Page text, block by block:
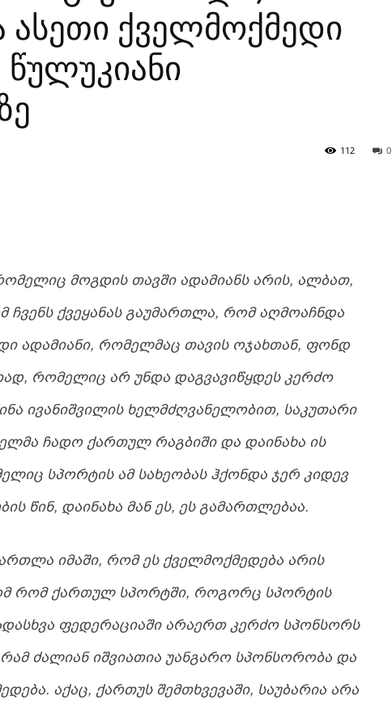
ასეთი ქველმოქმედი
წულუკიანი
0
112
ᲛᲝᲒᲓᲘᲡ ᲗᲐᲕᲨᲘ ᲐᲓᲐᲛᲘᲐᲜᲡ ᲐᲠᲘᲡ, ᲐᲚᲑᲐᲗ,
ᲥᲕᲔᲧᲐᲜᲐᲡ ᲒᲐᲣᲛᲐᲠᲗᲚᲐ, ᲠᲝᲛ ᲐᲦᲛᲝᲐᲩᲜᲓᲐ
ᲐᲓᲐᲛᲘᲐᲜᲘ, ᲠᲝᲛᲔᲚᲛᲐᲪ ᲗᲐᲕᲘᲡ ᲝᲯᲐᲮᲗᲐᲜ, ᲤᲝᲜᲓ
ᲠᲝᲛᲔᲚᲘᲪ ᲐᲠ ᲣᲜᲓᲐ ᲓᲐᲒᲕᲐᲕᲘᲬᲧᲓᲔᲡ ᲙᲔᲠᲫᲝ
ᲘᲕᲐᲜᲘᲨᲕᲘᲚᲘᲡ ᲮᲔᲚᲛᲫᲦᲕᲐᲜᲔᲚᲝᲑᲘᲗ, ᲡᲐᲙᲣᲗᲐᲠᲘ
ᲩᲐᲓᲝ ᲥᲐᲠᲗᲣᲚ ᲠᲐᲒᲑᲘᲨᲘ ᲓᲐ ᲓᲐᲘᲜᲐᲮᲐ ᲘᲡ
ᲡᲞᲝᲠᲢᲘᲡ ᲐᲛ ᲡᲐᲮᲔᲝᲑᲐᲡ ᲰᲥᲝᲜᲓᲐ ᲯᲔᲠ ᲙᲘᲓᲔᲕ
ᲬᲘᲜ, ᲓᲐᲘᲜᲐᲮᲐ ᲛᲐᲜ ᲔᲡ, ᲔᲡ ᲒᲐᲛᲐᲠᲗᲚᲔᲑᲐᲐ.
ᲘᲛᲐᲨᲘ, ᲠᲝᲛ ᲔᲡ ᲥᲕᲔᲚᲛᲝᲥᲛᲔᲓᲔᲑᲐ ᲐᲠᲘᲡ
ᲠᲝᲛ ᲥᲐᲠᲗᲣᲚ ᲡᲞᲝᲠᲢᲨᲘ, ᲠᲝᲒᲝᲠᲪ ᲡᲞᲝᲠᲢᲘᲡ
ᲤᲔᲓᲔᲠᲐᲪᲘᲐᲨᲘ ᲐᲠᲐᲔᲠᲗ ᲙᲔᲠᲫᲝ ᲡᲞᲝᲜᲡᲝᲠᲡ
ᲫᲐᲚᲘᲐᲜ ᲘᲨᲕᲘᲐᲗᲘᲐ ᲣᲐᲜᲒᲐᲠᲝ ᲡᲞᲝᲜᲡᲝᲠᲝᲑᲐ ᲓᲐ
ᲐᲥᲐᲪ, ᲥᲐᲠᲗᲣᲡ ᲨᲔᲛᲗᲮᲕᲔᲕᲐᲨᲘ, ᲡᲐᲣᲑᲐᲠᲘᲐ ᲐᲠᲐ